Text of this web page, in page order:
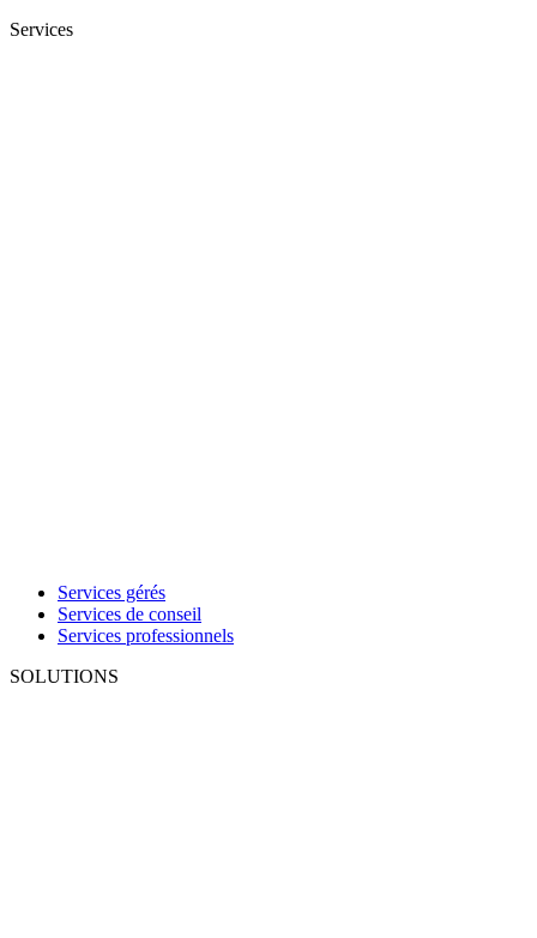
Services
Services gérés
Services de conseil
Services professionnels
SOLUTIONS